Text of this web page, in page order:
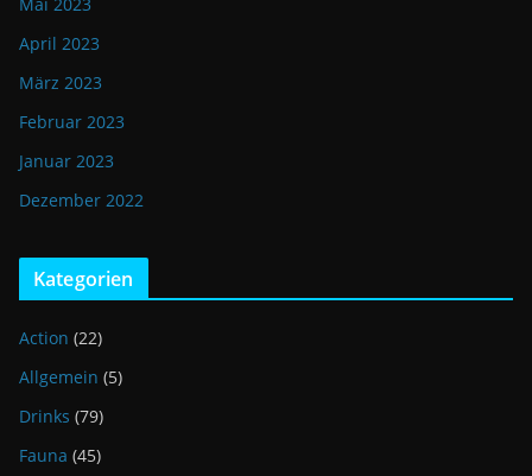
April 2023
März 2023
Februar 2023
Januar 2023
Dezember 2022
Kategorien
Action (22)
Allgemein (5)
Drinks (79)
Fauna (45)